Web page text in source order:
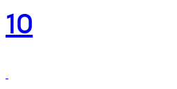
10